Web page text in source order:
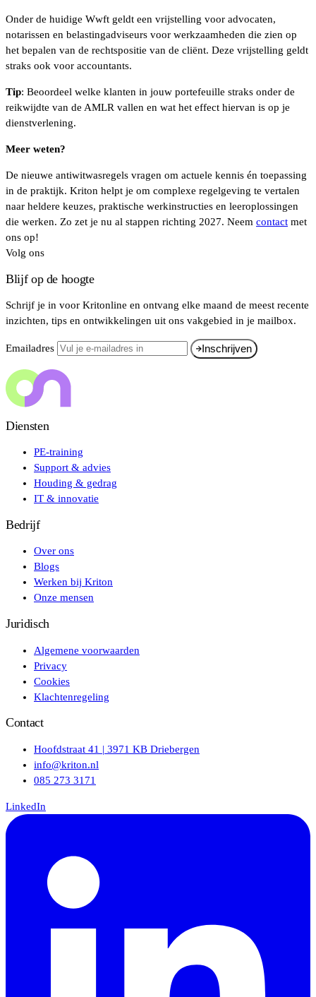
Onder de huidige Wwft geldt een vrijstelling voor advocaten,
notarissen en belastingadviseurs voor werkzaamheden die zien op
het bepalen van de rechtspositie van de cliënt. Deze vrijstelling geldt
straks ook voor accountants.
Tip: Beoordeel welke klanten in jouw portefeuille straks onder de
reikwijdte van de AMLR vallen en wat het effect hiervan is op je
dienstverlening.
Meer weten?
De nieuwe antiwitwasregels vragen om actuele kennis én toepassing
in de praktijk. Kriton helpt je om complexe regelgeving te vertalen
naar heldere keuzes, praktische werkinstructies en leeroplossingen
die werken. Zo zet je nu al stappen richting 2027. Neem contact met
ons op!
Volg ons
Blijf op de hoogte
Schrijf je in voor Kritonline en ontvang elke maand de meest recente
inzichten, tips en ontwikkelingen uit ons vakgebied in je mailbox.
Emailadres Inschrijven
Diensten
PE-training
Support & advies
Houding & gedrag
IT & innovatie
Bedrijf
Over ons
Blogs
Werken bij Kriton
Onze mensen
Juridisch
Algemene voorwaarden
Privacy
Cookies
Klachtenregeling
Contact
Hoofdstraat 41 | 3971 KB Driebergen
info@kriton.nl
085 273 3171
LinkedIn